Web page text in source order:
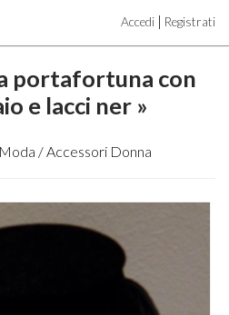
Accedi | Registrati
portafortuna con
e lacci ner »
/ Accessori Donna